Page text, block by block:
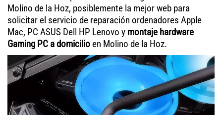
Molino de la Hoz, posiblemente la mejor web para
solicitar el servicio de reparación ordenadores Apple
Mac, PC ASUS Dell HP Lenovo y montaje hardware
Gaming PC a domicilio en Molino de la Hoz.